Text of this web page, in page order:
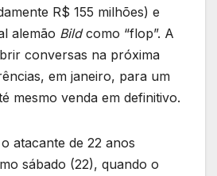
R$ 155 milhões) e
alemão Bildcomo “flop”. A
conversas na próxima
em janeiro, para um
mesmo venda em definitivo.
atacante de 22 anos
sábado (22), quando o